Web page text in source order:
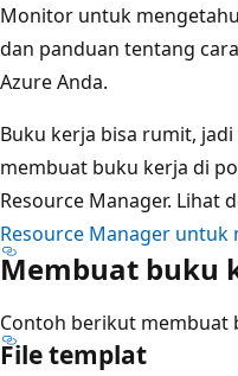
Monitor untuk
dan panduan tentang
Azure Anda.
Buku kerja bisa rumit,
membuat buku kerja di
Resource Manager. Lihat
Resource Manager
Membuat buku
Contoh berikut membuat
File templat